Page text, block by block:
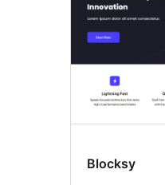
Blocksy